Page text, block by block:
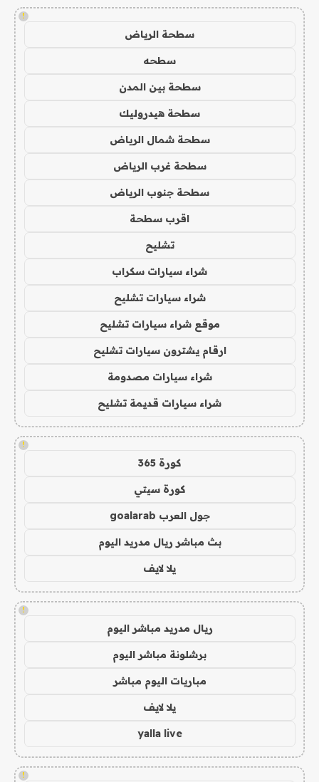
!
سطحة الرياض
سطحه
سطحة بين المدن
سطحة هيدروليك
سطحة شمال الرياض
سطحة غرب الرياض
سطحة جنوب الرياض
اقرب سطحة
تشليح
شراء سيارات سكراب
شراء سيارات تشليح
موقع شراء سيارات تشليح
ارقام يشترون سيارات تشليح
شراء سيارات مصدومة
شراء سيارات قديمة تشليح
!
كورة 365
كورة سيتي
جول العرب goalarab
بث مباشر ريال مدريد اليوم
يلا لايف
!
ريال مدريد مباشر اليوم
برشلونة مباشر اليوم
مباريات اليوم مباشر
يلا لايف
yalla live
!